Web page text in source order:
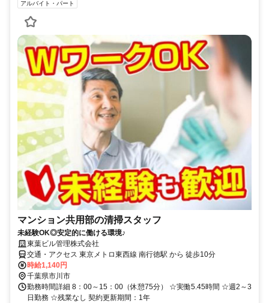
アルバイト・パート
マンション共用部の清掃スタッフ
未経験OK◎安定的に働ける環境♪
東葉ビル管理株式会社
交通・アクセス 東京メトロ東西線 南行徳駅 から 徒歩10分
時給1,140円
千葉県市川市
勤務時間詳細 8：00～15：00（休憩75分） ☆実働5.45時間 ☆週2～3
日勤務 ☆残業なし 契約更新期間：1年